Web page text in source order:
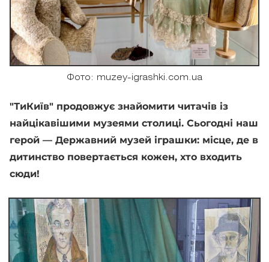
Фото: muzey-igrashki.com.ua
"ТиКиїв" продовжує знайомити читачів із
найцікавішими музеями столиці. Сьогодні наш
герой — Державний музей іграшки: місце, де в
дитинство повертається кожен, хто входить
сюди!